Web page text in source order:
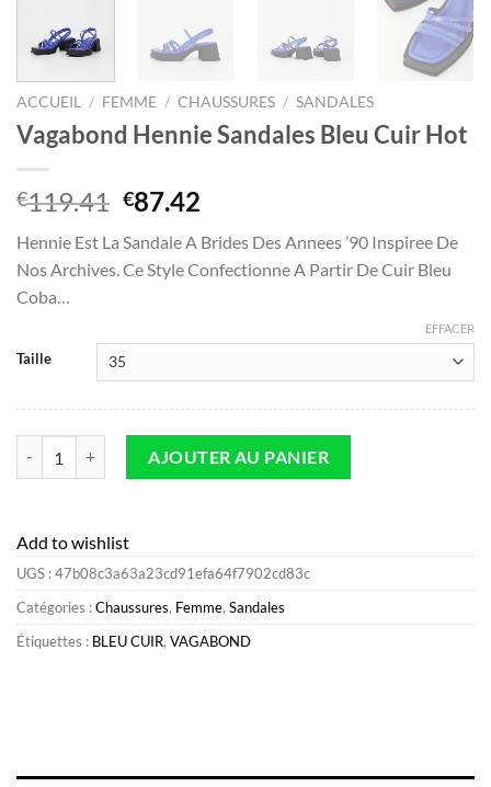
ACCUEIL / FEMME / CHAUSSURES / SANDALES
Vagabond Hennie Sandales Bleu Cuir Hot
€119.41 Le
initial
était :
€87.42
actuel
est :
Hennie Est La Sandale A Brides Des Annees ’90 Inspiree De
Nos Archives. Ce Style Confectionne A Partir De Cuir Bleu
Coba…
Taille
EFFACER
AJOUTER AU PANIER
Add to wishlist
UGS :47b08c3a63a23cd91efa64f7902cd83c
Catégories :Chaussures, Femme, Sandales
Étiquettes : BLEU CUIR, VAGABOND